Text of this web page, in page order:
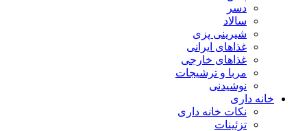
دسر
سالاد
شیرینی پزی
غذاهای ایرانی
غذاهای خارجی
مربا و ترشیجات
نوشیدنی
خانه داری
نکات خانه داری
تزئینات